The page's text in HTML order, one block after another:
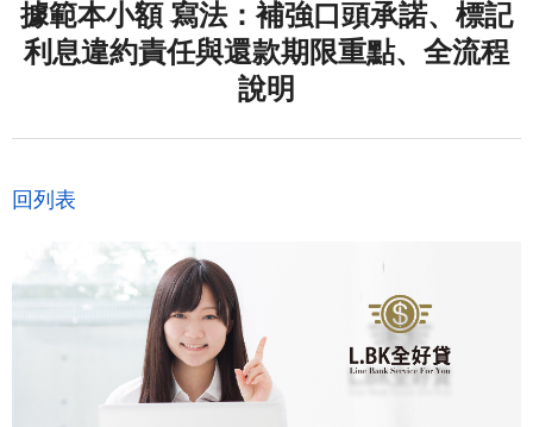
據範本小額 寫法：補強口頭承諾、標記
利息違約責任與還款期限重點、全流程
說明
回列表